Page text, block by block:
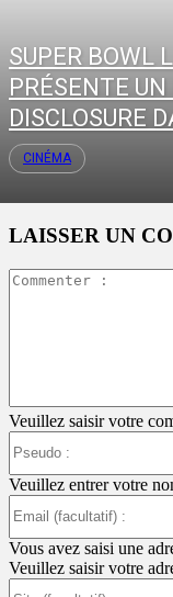
SUPER BOWL
PRÉSENTE
DISCLOSURE
CINÉMA
LAISSER UN
Veuillez saisir votre
Veuillez entrer votre
Vous avez saisi une
Veuillez saisir votre